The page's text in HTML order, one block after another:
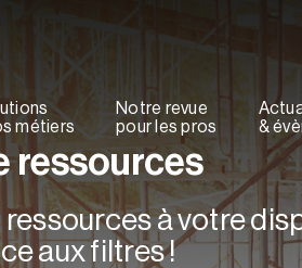
métiers
Notre revue
pour les pros
&
ressources
à votre
aux filtres !